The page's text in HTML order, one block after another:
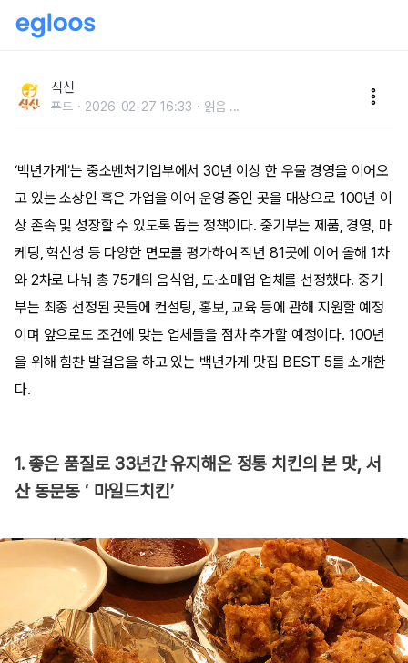
식신
푸드 2026-02-27 16:33 읽음 ...
‘백년가게’는 중소벤처기업부에서 30년 이상 한 우물 경영을 이어오
고 있는 소상인 혹은 가업을 이어 운영 중인 곳을 대상으로 100년 이
상 존속 및 성장할 수 있도록 돕는 정책이다. 중기부는 제품, 경영, 마
케팅, 혁신성 등 다양한 면모를 평가하여 작년 81곳에 이어 올해 1차
와 2차로 나눠 총 75개의 음식업, 도·소매업 업체를 선정했다. 중기
부는 최종 선정된 곳들에 컨설팅, 홍보, 교육 등에 관해 지원할 예정
이며 앞으로도 조건에 맞는 업체들을 점차 추가할 예정이다. 100년
을 위해 힘찬 발걸음을 하고 있는 백년가게 맛집 BEST 5를 소개한
다.
1. 좋은 품질로 33년간 유지해온 정통 치킨의 본 맛, 서
산 동문동 ‘ 마일드치킨’